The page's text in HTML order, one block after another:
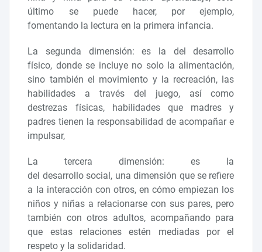
último se puede hacer, por ejemplo,
fomentando la lectura en la primera infancia.
La segunda dimensión: es la del desarrollo
físico, donde se incluye no solo la alimentación,
sino también el movimiento y la recreación, las
habilidades a través del juego, así como
destrezas físicas, habilidades que madres y
padres tienen la responsabilidad de acompañar e
impulsar,
La tercera dimensión: es la
del desarrollo social, una dimensión que se refiere
a la interacción con otros, en cómo empiezan los
niños y niñas a relacionarse con sus pares, pero
también con otros adultos, acompañando para
que estas relaciones estén mediadas por el
respeto y la solidaridad.